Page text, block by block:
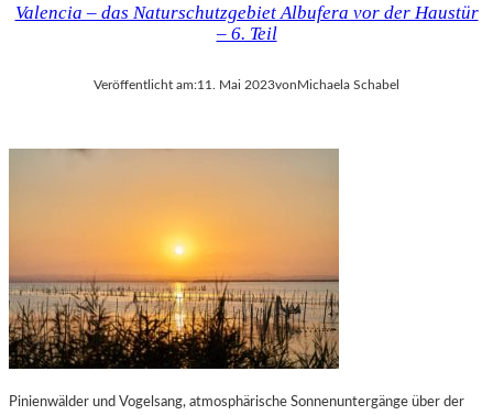
Valencia – das Naturschutzgebiet Albufera vor der Haustür
– 6. Teil
Veröffentlicht am:11. Mai 2023vonMichaela Schabel
Pinienwälder und Vogelsang, atmosphärische Sonnenuntergänge über der